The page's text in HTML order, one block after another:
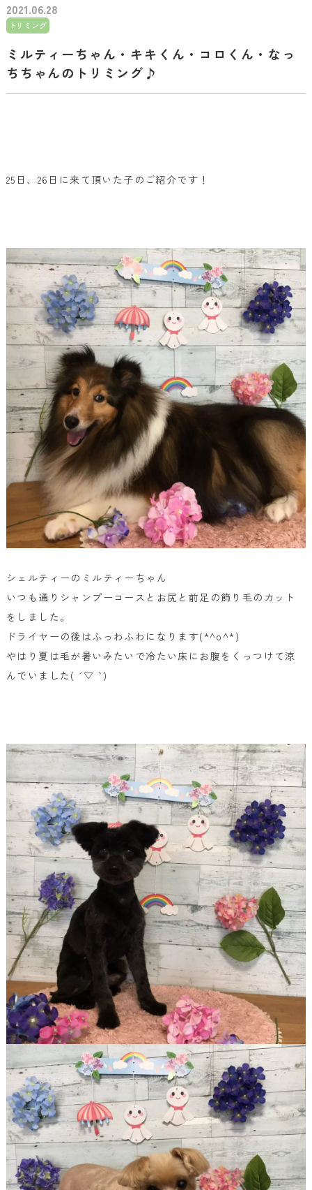
2021.06.28
トリミング
ミルティーちゃん・キキくん・コロくん・なっ
ちちゃんのトリミング♪
25日、26日に来て頂いた子のご紹介です！
シェルティーのミルティーちゃん
いつも通りシャンプーコースとお尻と前足の飾り毛のカット
をしました。
ドライヤーの後はふっわふわになります(*^o^*)
やはり夏は毛が暑いみたいで冷たい床にお腹をくっつけて涼
んでいました( ´ ▽ ` )